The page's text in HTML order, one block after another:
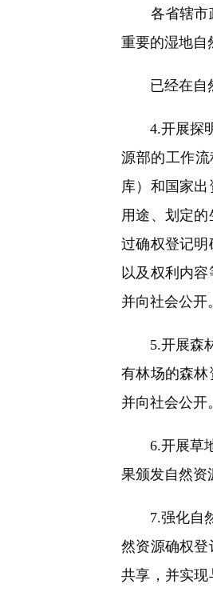
各省辖市政
重要的湿地自
已经在自然
4.开展探明
源部的工作
库）和国家
用途、划定
过确权登记
以及权利内
并向社会公开。
5.开展森林
有林场的森林
并向社会公开。
6.开展草地
果颁发自然资
7.强化自然
然资源确权
共享，并实